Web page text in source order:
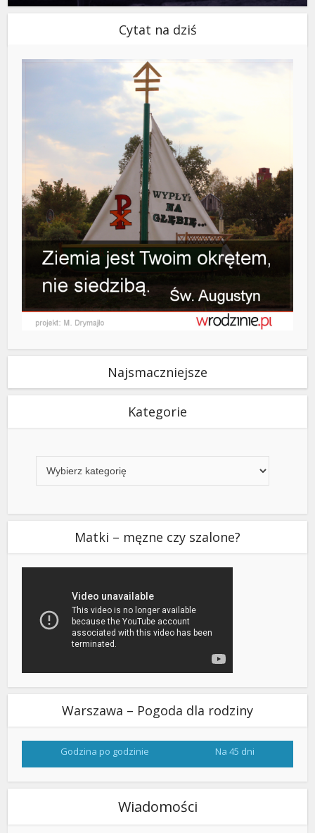
Cytat na dziś
Najsmaczniejsze
Kategorie
Matki – męzne czy szalone?
Warszawa – Pogoda dla rodziny
Godzina po godzinie Na 45 dni
Wiadomości